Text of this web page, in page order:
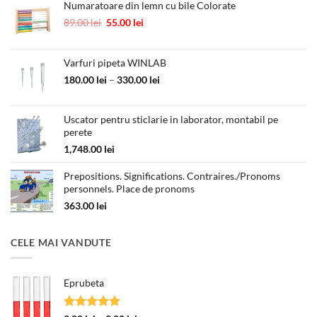
Numaratoare din lemn cu bile Colorate
89.00lei Prețul
fost:
89.00 lei.
55.00 lei
55.00 lei.
Varfuri pipeta WINLAB
180.00 lei – 330.00 lei
180.00 lei
Uscator pentru sticlarie in laborator, montabil pe
perete
1,748.00 lei
Prepositions. Significations. Contraires./Pronoms
personnels. Place de pronoms
363.00 lei
CELE MAI VANDUTE
Eprubeta